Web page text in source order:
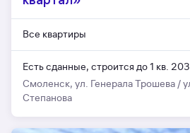
Все квартиры
Есть сданные, строится до 1 кв.
Смоленск, ул. Генерала Трошева /
Степанова